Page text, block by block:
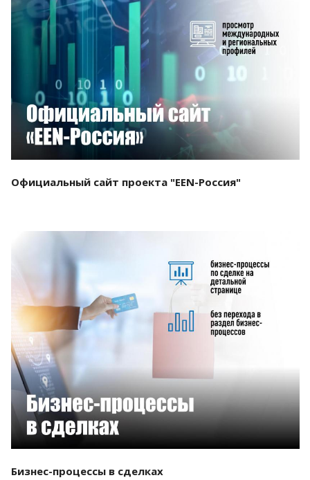
Смотреть проект
Официальный сайт проекта "EEN-Россия"
Бизнес-процессы в сделках